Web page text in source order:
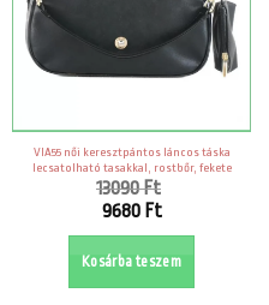
VIA55 női keresztpántos láncos táska
lecsatolható tasakkal, rostbőr, fekete
13090Ft
Original
13090 Ft.
9680 Ft
Current
price
is:
9680 Ft.
Kosárba teszem